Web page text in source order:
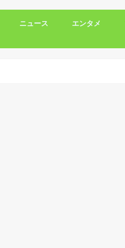
ニュース エンタメ